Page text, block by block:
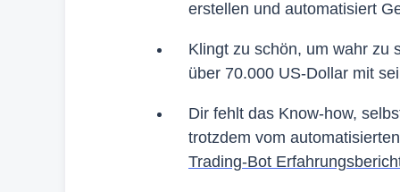
erstellen und automatisiert
Klingt zu schön, um wahr zu
über 70.000 US-Dollar mit
Dir fehlt das Know-how,
trotzdem vom
Trading-Bot